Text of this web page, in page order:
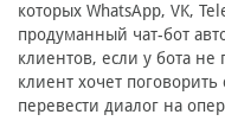
которых WhatsApp, VK,
продуманный чат-бот
клиентов, если у бота не
клиент хочет
перевести диалог на